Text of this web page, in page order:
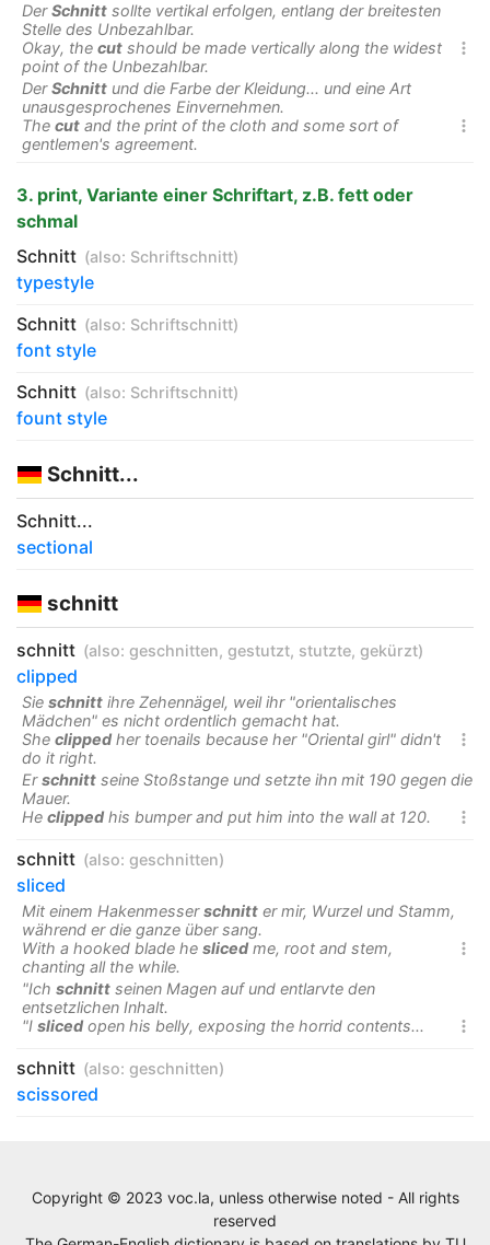
DerSchnitt sollte vertikal erfolgen, entlang der breitesten
Stelle des Unbezahlbar.

Okay, the cut should be made vertically along the widest
point of the Unbezahlbar.
DerSchnitt und die Farbe der Kleidung... und eine Art
unausgesprochenes Einvernehmen.

The cut and the print of the cloth and some sort of
gentlemen's agreement.
3. print, Variante einer Schriftart, z.B. fett oder
schmal
Schnitt (also: Schriftschnitt)
typestyle
Schnitt (also: Schriftschnitt)
font style
Schnitt (also: Schriftschnitt)
fount style
Schnitt...
Schnitt...
sectional
schnitt
schnitt (also: geschnitten, gestutzt, stutzte, gekürzt)
clipped
Sie schnitt ihre Zehennägel, weil ihr "orientalisches
Mädchen" es nicht ordentlich gemacht hat.

She clipped her toenails because her "Oriental girl" didn't
do it right.
Erschnitt seine Stoßstange und setzte ihn mit 190 gegen die
Mauer.

He clipped his bumper and put him into the wall at 120.
schnitt (also: geschnitten)
sliced
Mit einem Hakenmesserschnitt er mir, Wurzel und Stamm,
während er die ganze über sang.

With a hooked blade he sliced me, root and stem,
chanting all the while.
"Ich schnitt seinen Magen auf und entlarvte den
entsetzlichen Inhalt.

"I sliced open his belly, exposing the horrid contents...
schnitt (also: geschnitten)
scissored
Copyright © 2023 voc.la, unless otherwise noted - All rights
reserved